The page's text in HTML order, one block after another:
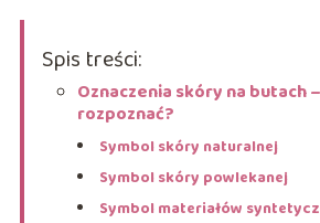
Spis treści:
Oznaczenia skóry na butach
rozpoznać?
Symbol skóry naturalnej
Symbol skóry powlekanej
Symbol materiałów